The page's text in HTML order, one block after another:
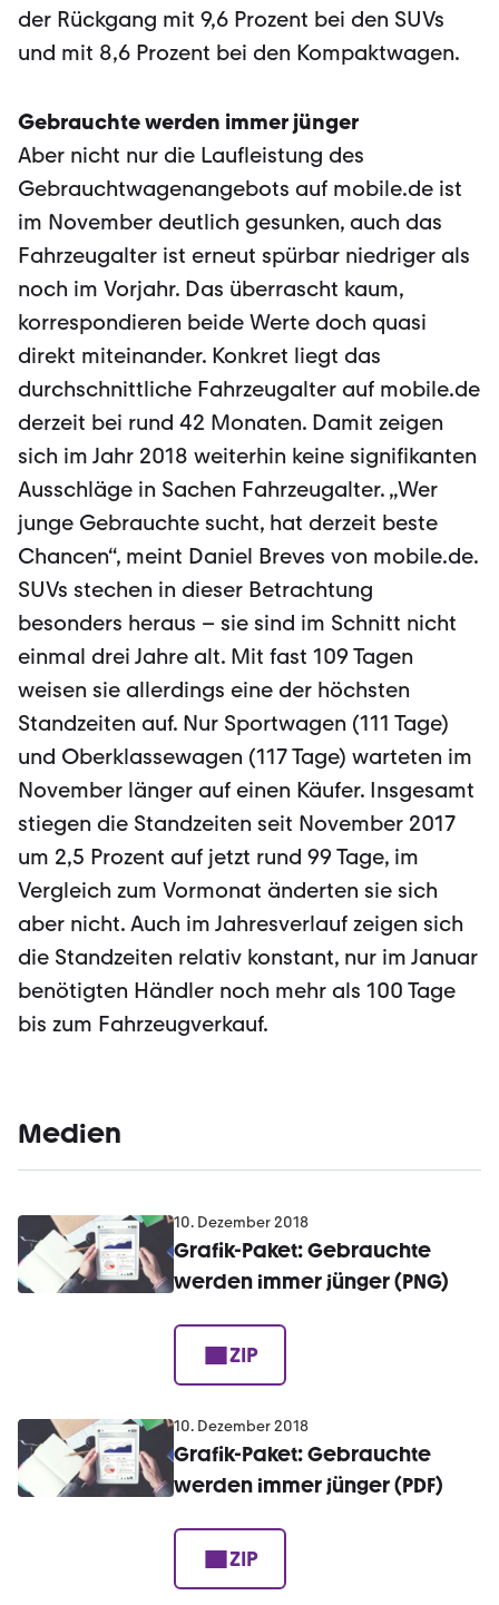
der Rückgang mit 9,6 Prozent bei den SUVs
und mit 8,6 Prozent bei den Kompaktwagen.
Gebrauchte werden immer jünger
Aber nicht nur die Laufleistung des
Gebrauchtwagenangebots auf mobile.de ist
im November deutlich gesunken, auch das
Fahrzeugalter ist erneut spürbar niedriger als
noch im Vorjahr. Das überrascht kaum,
korrespondieren beide Werte doch quasi
direkt miteinander. Konkret liegt das
durchschnittliche Fahrzeugalter auf mobile.de
derzeit bei rund 42 Monaten. Damit zeigen
sich im Jahr 2018 weiterhin keine signifikanten
Ausschläge in Sachen Fahrzeugalter. „Wer
junge Gebrauchte sucht, hat derzeit beste
Chancen“, meint Daniel Breves von mobile.de.
SUVs stechen in dieser Betrachtung
besonders heraus – sie sind im Schnitt nicht
einmal drei Jahre alt. Mit fast 109 Tagen
weisen sie allerdings eine der höchsten
Standzeiten auf. Nur Sportwagen (111 Tage)
und Oberklassewagen (117 Tage) warteten im
November länger auf einen Käufer. Insgesamt
stiegen die Standzeiten seit November 2017
um 2,5 Prozent auf jetzt rund 99 Tage, im
Vergleich zum Vormonat änderten sie sich
aber nicht. Auch im Jahresverlauf zeigen sich
die Standzeiten relativ konstant, nur im Januar
benötigten Händler noch mehr als 100 Tage
bis zum Fahrzeugverkauf.
Medien
10. Dezember 2018
Grafik-Paket: Gebrauchte
werden immer jünger (PNG)
ZIP
10. Dezember 2018
Grafik-Paket: Gebrauchte
werden immer jünger (PDF)
ZIP